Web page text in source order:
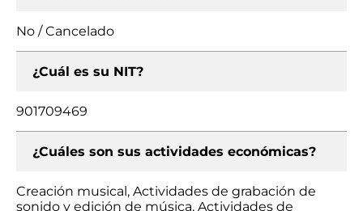
No / Cancelado
¿Cuál es su NIT?
901709469
¿Cuáles son sus actividades económicas?
Creación musical, Actividades de grabación de
sonido y edición de música, Actividades de